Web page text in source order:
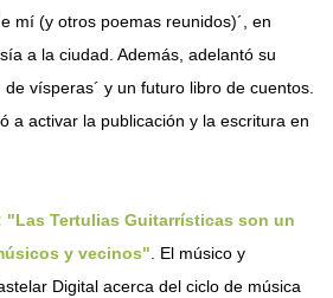
mí (y otros poemas reunidos)´, en
a la ciudad. Además, adelantó su
vísperas´ y un futuro libro de cuentos.
a activar la publicación y la escritura en
"Las Tertulias Guitarrísticas son un
y vecinos" . El músico y
Digital acerca del ciclo de música